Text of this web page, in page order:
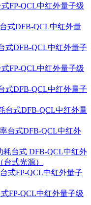
FP-QCL中红外量子级
式DFB-QCL中红外量
式DFB-QCL中红外量子
FP-QCL中红外量子级
式DFB-QCL中红外量子
台式DFB-QCL中红外量
台式DFB-QCL中红外
耗台式 DFB-QCL中红外
式光源）
式FP-QCL中红外量子
FP-QCL中红外量子级